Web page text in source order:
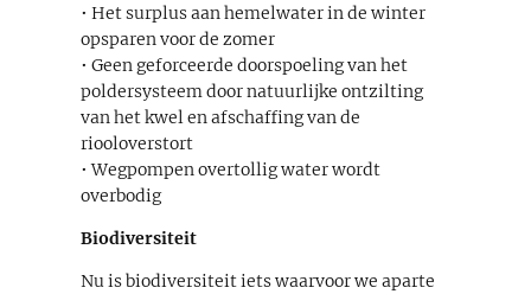
• Het surplus aan hemelwater in de winter
opsparen voor de zomer
• Geen geforceerde doorspoeling van het
poldersysteem door natuurlijke ontzilting
van het kwel en afschaffing van de
riooloverstort
• Wegpompen overtollig water wordt
overbodig
Biodiversiteit
Nu is biodiversiteit iets waarvoor we aparte